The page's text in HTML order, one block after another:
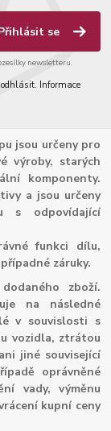
se
newsletteru.
Informace
jsou určeny pro
výroby, starých
komponenty.
a jsou určeny
s odpovídající
funkci dílu,
záruky.
zboží.
na následné
v souvislosti s
vozidla, ztrátou
jiné související
oprávněné
vady, výměnu
kupní ceny